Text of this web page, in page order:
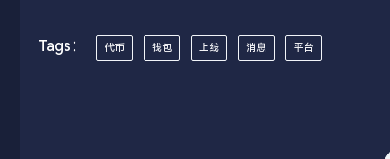
Tags： 代币 钱包 上线 消息 平台